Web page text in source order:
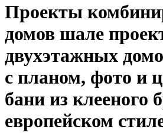
Проекты
домов шале
двухэтажных
с планом, фото и
бани из клееного
европейском